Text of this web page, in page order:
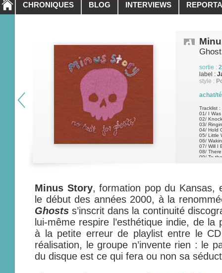
CHRONIQUES BLOG INTERVIEWS
sortie :
label :
style :
achat/
Tracklist :
01/ I Was
02/
03/
04/ Hold
05/ Little
06/
07/ Will I
08/
09/ To
Minus Story, formation pop du Kansas,
le début des années 2000, à la
Ghosts s’inscrit dans la continuité
lui-même respire l’esthétique indie, de
à la petite erreur de playlist entre le
réalisation, le groupe n’invente rien : le
du disque est ce qui fera ou non sa